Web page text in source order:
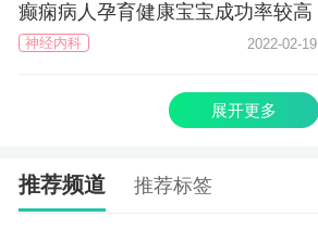
癫痫病人孕育健康宝宝成功率较高
神经内科 2022-02-19
展开更多
推荐频道 推荐标签